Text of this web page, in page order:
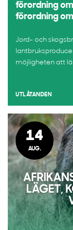
förordning
förordning
Jord- och
möjligheten att
UTLÅTANDEN
14
AUG.